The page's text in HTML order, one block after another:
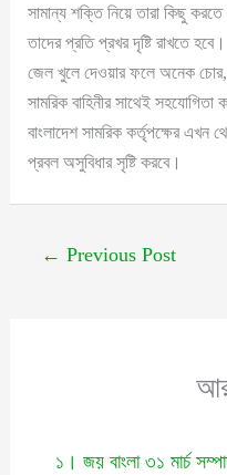
সামান্য শক্তি নিয়ে তারা কিছু
তাদের প্রতি প্রখর দৃষ্টি রাখতে
জেল খুলে দেওয়ার ফলে অনেক
সামরিক বাহিনীর সাথেই
বাংলাদেশ সামরিক কর্তৃপক্ষের এখন
প্রবল অসুবিধার সৃষ্টি করবে।
← Previous Post
১। জয় বাংলা ৩১ মার্চ